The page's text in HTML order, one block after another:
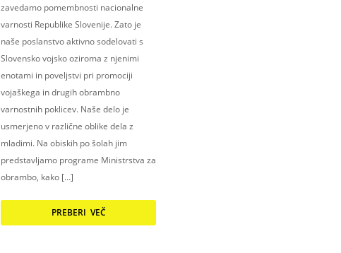
zavedamo pomembnosti nacionalne
varnosti Republike Slovenije. Zato je
naše poslanstvo aktivno sodelovati s
Slovensko vojsko oziroma z njenimi
enotami in poveljstvi pri promociji
vojaškega in drugih obrambno
varnostnih poklicev. Naše delo je
usmerjeno v različne oblike dela z
mladimi. Na obiskih po šolah jim
predstavljamo programe Ministrstva za
obrambo, kako […]
PREBERI VEČ